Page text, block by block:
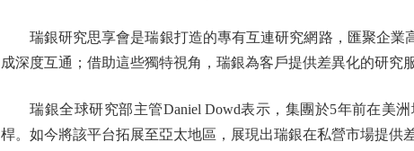
瑞銀研究思享會是瑞銀打造的專有互連研究網路，匯聚企業
成深度互通；借助這些獨特視角，瑞銀為客戶提供差異化的研究
瑞銀全球研究部主管Daniel Dowd表示，集團於5年前在美
桿。如今將該平台拓展至亞太地區，展現出瑞銀在私營市場提供